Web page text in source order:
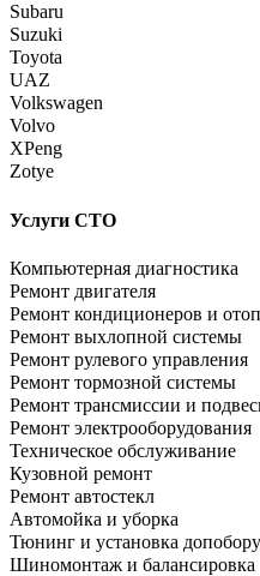
Subaru
Suzuki
Toyota
UAZ
Volkswagen
Volvo
XPeng
Zotye
Услуги СТО
Компьютерная диагностика
Ремонт двигателя
Ремонт кондиционеров и
Ремонт выхлопной системы
Ремонт рулевого управления
Ремонт тормозной системы
Ремонт трансмиссии и
Ремонт электрооборудования
Техническое обслуживание
Кузовной ремонт
Ремонт автостекл
Автомойка и уборка
Тюнинг и установка
Шиномонтаж и балансировка